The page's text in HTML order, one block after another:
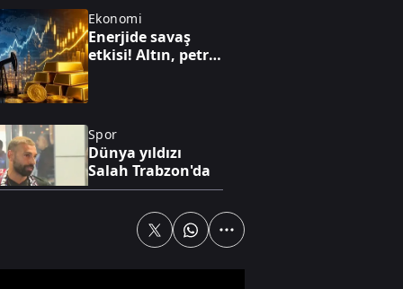
Ekonomi
Enerjide savaş
etkisi! Altın, petrol
Spor
Dünya yıldızı
Salah Trabzon'da
Alman